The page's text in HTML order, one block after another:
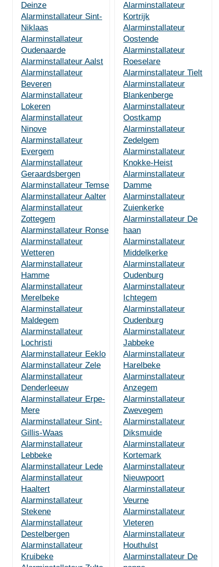
Deinze
Alarminstallateur Sint-
Niklaas
Alarminstallateur
Oudenaarde
Alarminstallateur Aalst
Alarminstallateur
Beveren
Alarminstallateur
Lokeren
Alarminstallateur
Ninove
Alarminstallateur
Evergem
Alarminstallateur
Geraardsbergen
Alarminstallateur Temse
Alarminstallateur Aalter
Alarminstallateur
Zottegem
Alarminstallateur Ronse
Alarminstallateur
Wetteren
Alarminstallateur
Hamme
Alarminstallateur
Merelbeke
Alarminstallateur
Maldegem
Alarminstallateur
Lochristi
Alarminstallateur Eeklo
Alarminstallateur Zele
Alarminstallateur
Denderleeuw
Alarminstallateur Erpe-
Mere
Alarminstallateur Sint-
Gillis-Waas
Alarminstallateur
Lebbeke
Alarminstallateur Lede
Alarminstallateur
Haaltert
Alarminstallateur
Stekene
Alarminstallateur
Destelbergen
Alarminstallateur
Kruibeke
Alarminstallateur
Kortrijk
Alarminstallateur
Oostende
Alarminstallateur
Roeselare
Alarminstallateur Tielt
Alarminstallateur
Blankenberge
Alarminstallateur
Oostkamp
Alarminstallateur
Zedelgem
Alarminstallateur
Knokke-Heist
Alarminstallateur
Damme
Alarminstallateur
Zuienkerke
Alarminstallateur De
haan
Alarminstallateur
Middelkerke
Alarminstallateur
Oudenburg
Alarminstallateur
Ichtegem
Alarminstallateur
Oudenburg
Alarminstallateur
Jabbeke
Alarminstallateur
Harelbeke
Alarminstallateur
Anzegem
Alarminstallateur
Zwevegem
Alarminstallateur
Diksmuide
Alarminstallateur
Kortemark
Alarminstallateur
Nieuwpoort
Alarminstallateur
Veurne
Alarminstallateur
Vleteren
Alarminstallateur
Houthulst
Alarminstallateur De